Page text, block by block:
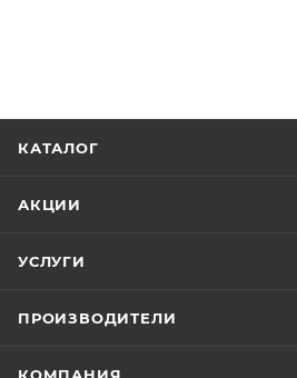
КАТАЛОГ
АКЦИИ
УСЛУГИ
ПРОИЗВОДИТЕЛИ